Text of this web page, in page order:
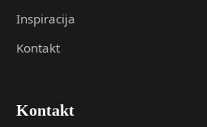
Inspiracija
Kontakt
Kontakt